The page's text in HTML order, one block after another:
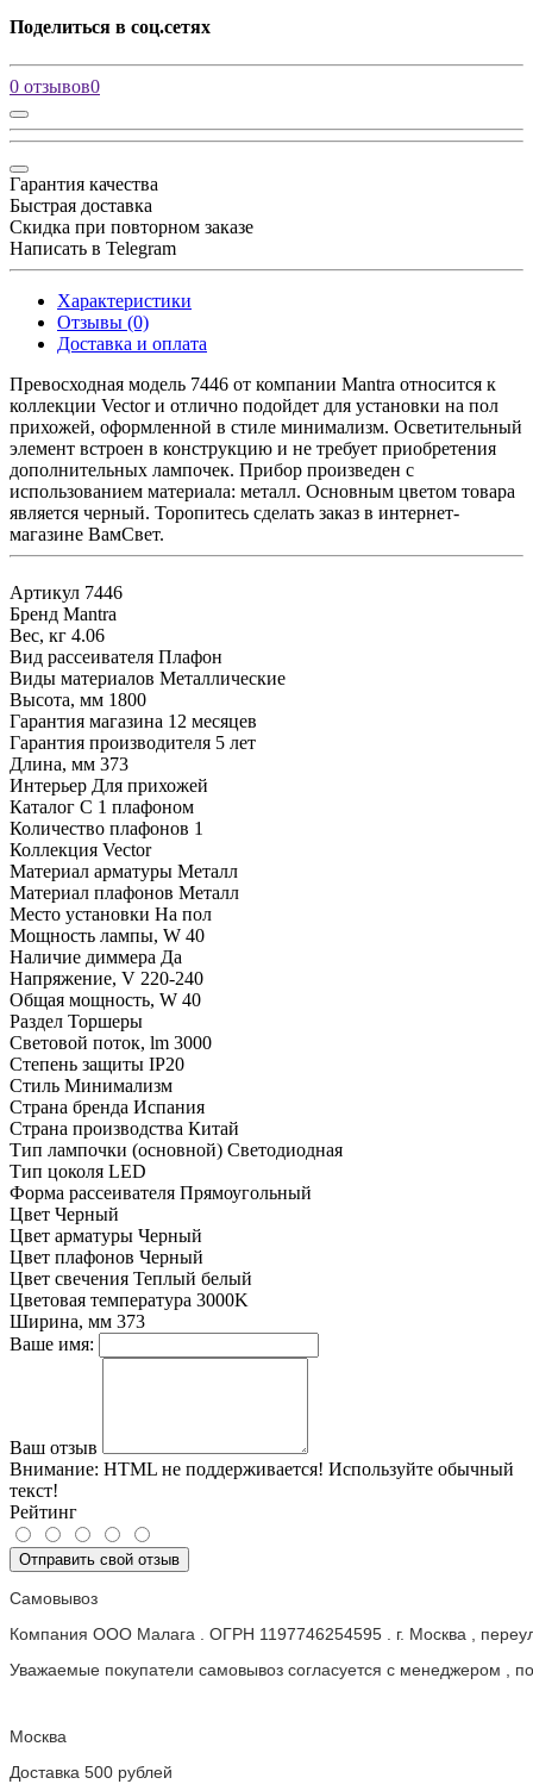
Поделиться в соц.сетях
0 отзывов0
Гарантия качества
Быстрая доставка
Скидка при повторном заказе
Написать в Telegram
Характеристики
Отзывы (0)
Доставка и оплата
Превосходная модель 7446 от компании Mantra относится к
коллекции Vector и отлично подойдет для установки на пол
прихожей, оформленной в стиле минимализм. Осветительный
элемент встроен в конструкцию и не требует приобретения
дополнительных лампочек. Прибор произведен с
использованием материала: металл. Основным цветом товара
является черный. Торопитесь сделать заказ в интернет-
магазине ВамСвет.
Артикул 7446
Бренд Mantra
Вес, кг 4.06
Вид рассеивателя Плафон
Виды материалов Металлические
Высота, мм 1800
Гарантия магазина 12 месяцев
Гарантия производителя 5 лет
Длина, мм 373
Интерьер Для прихожей
Каталог С 1 плафоном
Количество плафонов 1
Коллекция Vector
Материал арматуры Металл
Материал плафонов Металл
Место установки На пол
Мощность лампы, W 40
Наличие диммера Да
Напряжение, V 220-240
Общая мощность, W 40
Раздел Торшеры
Световой поток, lm 3000
Степень защиты IP20
Стиль Минимализм
Страна бренда Испания
Страна производства Китай
Тип лампочки (основной) Светодиодная
Тип цоколя LED
Форма рассеивателя Прямоугольный
Цвет Черный
Цвет арматуры Черный
Цвет плафонов Черный
Цвет свечения Теплый белый
Цветовая температура 3000K
Ширина, мм 373
Ваше имя:
Ваш отзыв
Внимание: HTML не поддерживается! Используйте обычный
текст!
Рейтинг
Отправить свой отзыв
Самовывоз
Компания ООО Малага . ОГРН 1197746254595 . г. Москва ,
Уважаемые покупатели самовывоз согласуется с менеджером ,
Москва
Доставка 500 рублей